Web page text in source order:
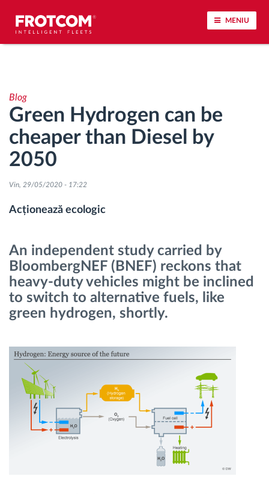
MENIU
Analiza stilului de condus
Monitorizarea timpilor de conducere
Workforce management
Managementul combustibilului
Planificarea și monitorizarea rutei
Descopera toate facilitatile
Cum satisfacem fiecare necesitate a flotei
Blog
Green Hydrogen can be
cheaper than Diesel by
2050
Vin, 29/05/2020 - 17:22
Acționează ecologic
An independent study carried by
BloombergNEF (BNEF) reckons that
heavy-duty vehicles might be inclined
to switch to alternative fuels, like
green hydrogen, shortly.